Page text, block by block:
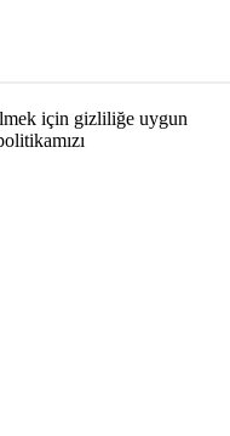
için gizliliğe uygun